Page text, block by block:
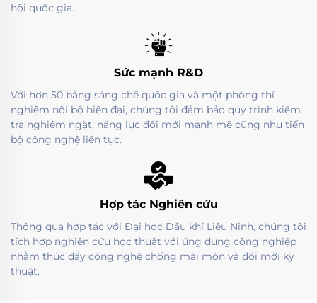
hội quốc gia.
Sức mạnh R&D
Với hơn 50 bằng sáng chế quốc gia và một phòng thí
nghiệm nội bộ hiện đại, chúng tôi đảm bảo quy trình kiểm
tra nghiêm ngặt, năng lực đổi mới mạnh mẽ cũng như tiến
bộ công nghệ liên tục.
Hợp tác Nghiên cứu
Thông qua hợp tác với Đại học Dầu khí Liêu Ninh, chúng tôi
tích hợp nghiên cứu học thuật với ứng dụng công nghiệp
nhằm thúc đẩy công nghệ chống mài mòn và đổi mới kỹ
thuật.